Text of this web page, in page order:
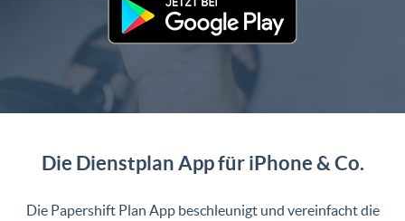
Die Dienstplan App für iPhone & Co.
Die Papershift Plan App beschleunigt und vereinfacht die